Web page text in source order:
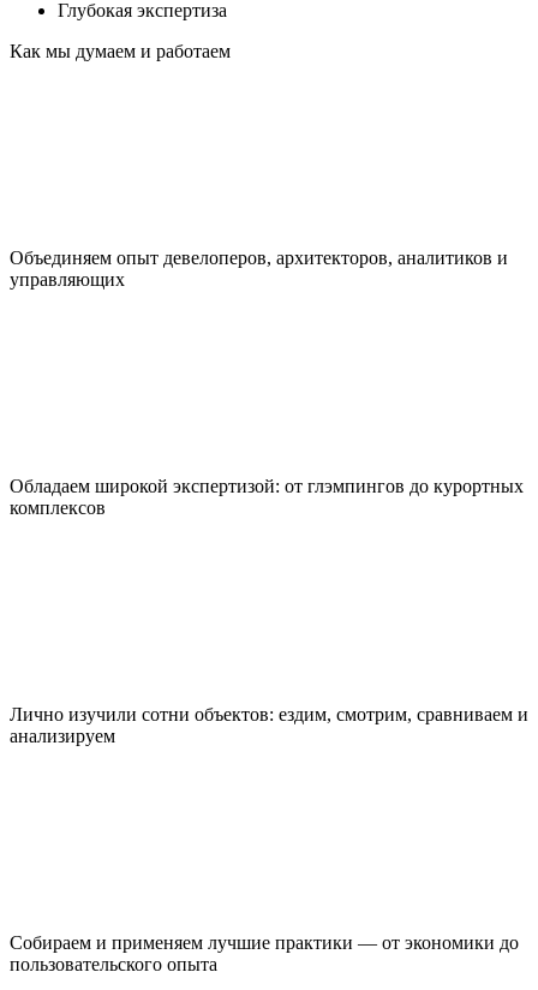
Глубокая экспертиза
Как мы думаем и работаем
Объединяем опыт девелоперов, архитекторов, аналитиков и
управляющих
Обладаем широкой экспертизой: от глэмпингов до курортных
комплексов
Лично изучили сотни объектов: ездим, смотрим, сравниваем и
анализируем
Собираем и применяем лучшие практики — от экономики до
пользовательского опыта